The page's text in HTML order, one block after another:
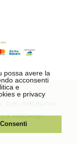
possa avere la
acconsenti
e
e privacy
Consenti
i diritti riservati.
& WebDesign